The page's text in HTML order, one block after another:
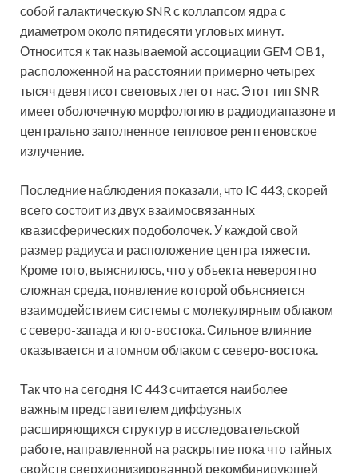
собой галактическую SNR с коллапсом ядра с
диаметром около пятидесяти угловых минут.
Относится к так называемой ассоциации GEM OB1,
расположенной на расстоянии примерно четырех
тысяч девятисот световых лет от нас. Этот тип SNR
имеет оболочечную морфологию в радиодиапазоне и
центрально заполненное тепловое рентгеновское
излучение.
Последние наблюдения показали, что IC 443, скорей
всего состоит из двух взаимосвязанных
квазисферических подоболочек. У каждой свой
размер радиуса и расположение центра тяжести.
Кроме того, выяснилось, что у объекта невероятно
сложная среда, появление которой объясняется
взаимодействием системы с молекулярным облаком
с северо-запада и юго-востока. Сильное влияние
оказывается и атомном облаком с северо-востока.
Так что на сегодня IC 443 считается наиболее
важным представителем диффузных
расширяющихся структур в исследовательской
работе, направленной на раскрытие пока что тайных
свойств сверхионизированной рекомбинирующей